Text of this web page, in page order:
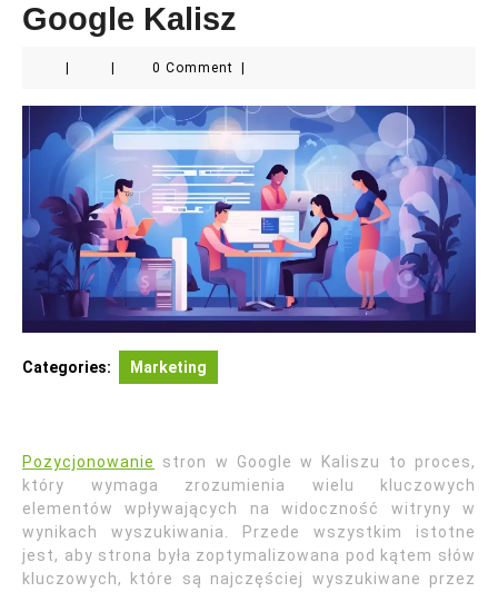
Google Kalisz
0 Comment
Categories: Marketing
Pozycjonowanie
stron w Google w Kaliszu to proces,
który wymaga zrozumienia wielu kluczowych
elementów wpływających na widoczność witryny w
wynikach wyszukiwania. Przede wszystkim istotne
jest, aby strona była zoptymalizowana pod kątem słów
kluczowych, które są najczęściej wyszukiwane przez